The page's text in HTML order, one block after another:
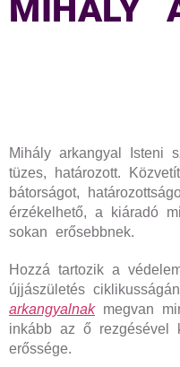
MIHÁLY
Mihály arkangyal Isteni
tüzes, határozott.
bátorságot,
érzékelhető, a kiáradó
sokan erősebbnek.
Hozzá tartozik a
újjászületés
arkangyalnakmegvan
inkább az ő rezgésével
erőssége.